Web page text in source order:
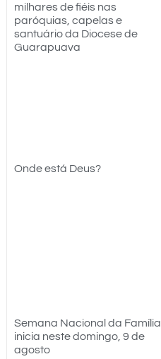
milhares de fiéis nas
paróquias, capelas e
santuário da Diocese de
Guarapuava
Onde está Deus?
Semana Nacional da Família
inicia neste domingo, 9 de
agosto